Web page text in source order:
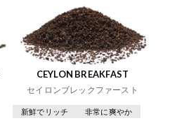
CEYLON BREAKFAST
セイロンブレックファースト
新鮮でリッチ 非常に爽やか